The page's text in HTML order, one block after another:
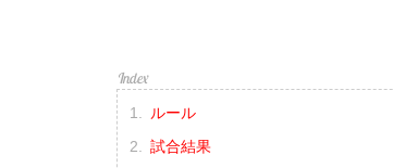
ルール
試合結果